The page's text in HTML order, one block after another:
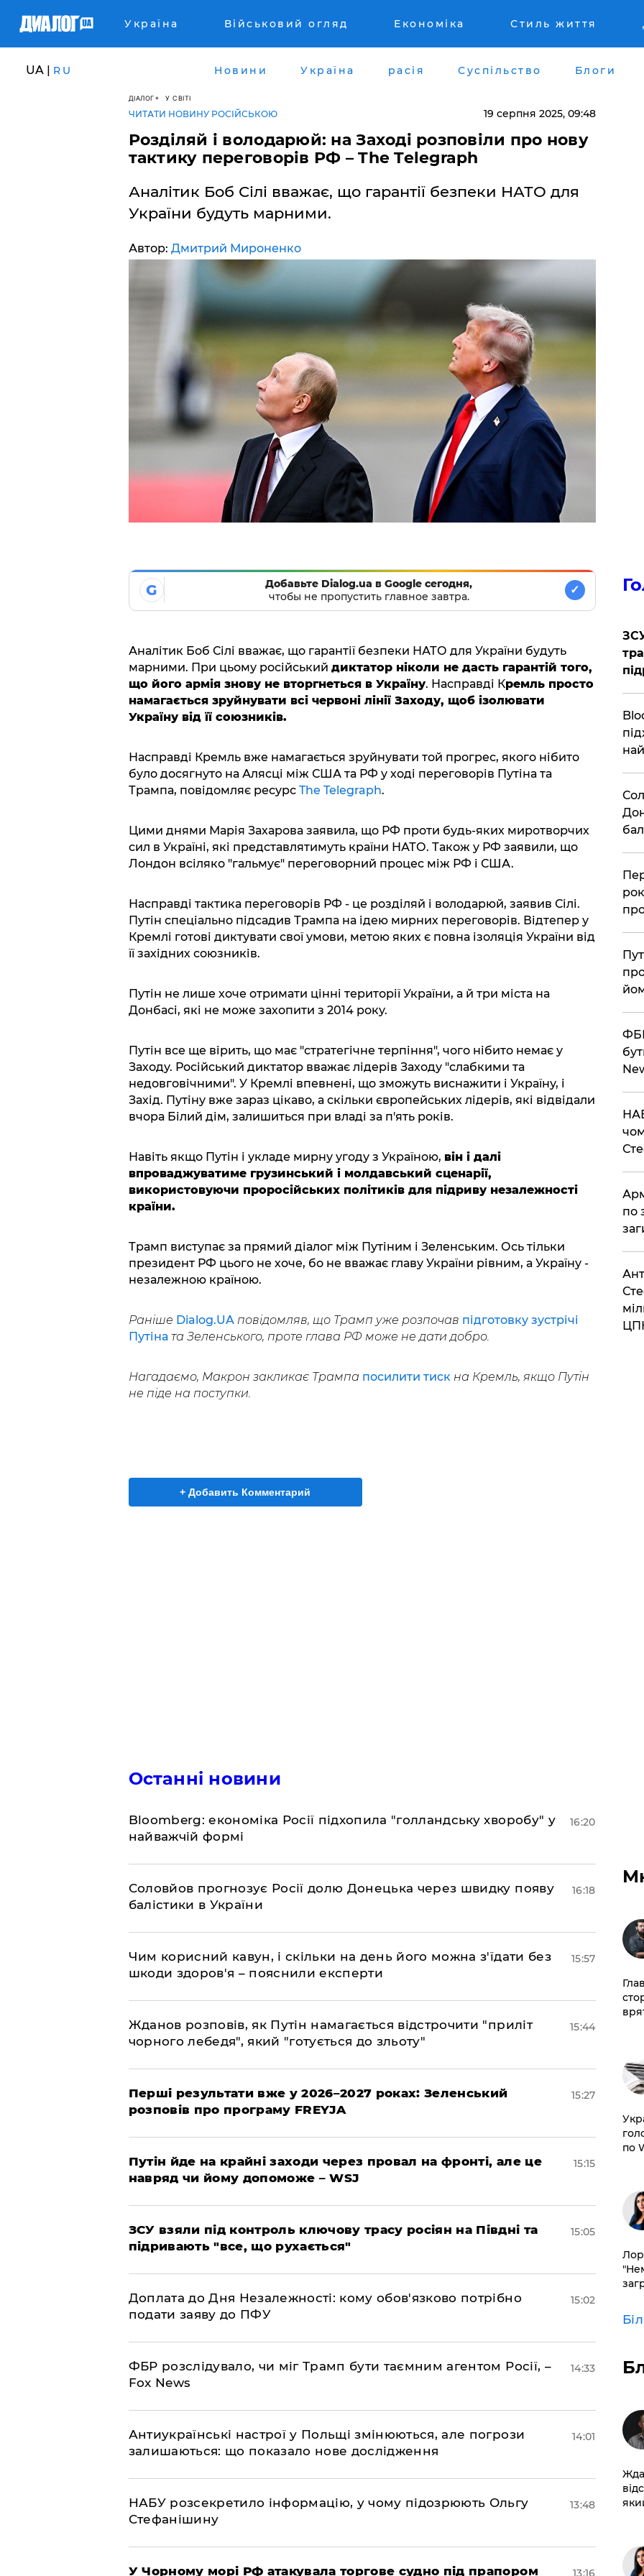
Україна Військовий огляд Економіка Стиль життя
UA | RU Новини Україна расія Суспільство Блоги
ДІАЛОГ У СВІТІ
ЧИТАТИ НОВИНУ РОСІЙСЬКОЮ 19 серпня 2025, 09:48
Розділяй і володарюй: на Заході розповіли про нову
тактику переговорів РФ – The Telegraph
Аналітик Боб Сілі вважає, що гарантії безпеки НАТО для
України будуть марними.
Автор: Дмитрий Мироненко
G
Добавьте Dialog.ua в Google сегодня,
чтобы не пропустить главное завтра.
✓
Аналітик Боб Сілі вважає, що гарантії безпеки НАТО для України будуть
марними. При цьому російський диктатор ніколи не дасть гарантій того,
що його армія знову не вторгнеться в Україну. Насправді Кремль просто
намагається зруйнувати всі червоні лінії Заходу, щоб ізолювати
Україну від її союзників.
Насправді Кремль вже намагається зруйнувати той прогрес, якого нібито
було досягнуто на Алясці між США та РФ у ході переговорів Путіна та
Трампа, повідомляє ресурс The Telegraph.
Цими днями Марія Захарова заявила, що РФ проти будь-яких миротворчих
сил в Україні, які представлятимуть країни НАТО. Також у РФ заявили, що
Лондон всіляко "гальмує" переговорний процес між РФ і США.
Насправді тактика переговорів РФ - це розділяй і володарюй, заявив Сілі.
Путін спеціально підсадив Трампа на ідею мирних переговорів. Відтепер у
Кремлі готові диктувати свої умови, метою яких є повна ізоляція України від
її західних союзників.
Путін не лише хоче отримати цінні території України, а й три міста на
Донбасі, які не може захопити з 2014 року.
Путін все ще вірить, що має "стратегічне терпіння", чого нібито немає у
Заходу. Російський диктатор вважає лідерів Заходу "слабкими та
недовговічними". У Кремлі впевнені, що зможуть виснажити і Україну, і
Захід. Путіну вже зараз цікаво, а скільки європейських лідерів, які відвідали
вчора Білий дім, залишиться при владі за п'ять років.
Навіть якщо Путін і укладе мирну угоду з Україною, він і далі
впроваджуватиме грузинський і молдавський сценарії,
використовуючи проросійських політиків для підриву незалежності
країни.
Трамп виступає за прямий діалог між Путіним і Зеленським. Ось тільки
президент РФ цього не хоче, бо не вважає главу України рівним, а Україну -
незалежною країною.
Раніше Dialog.UAповідомляв, що Трамп уже розпочав підготовку зустрічі
Путіната Зеленського, проте глава РФ може не дати добро.
Нагадаємо, Макрон закликає Трампа посилити тиск на Кремль, якщо Путін
не піде на поступки.
+ Добавить Комментарий
Останні новини
Bloomberg: економіка Росії підхопила "голландську хворобу" у
найважчій формі
16:20
Соловйов прогнозує Росії долю Донецька через швидку появу
балістики в України
16:18
Чим корисний кавун, і скільки на день його можна з'їдати без
шкоди здоров'я – пояснили експерти
15:57
Жданов розповів, як Путін намагається відстрочити "приліт
чорного лебедя", який "готується до зльоту"
15:44
Перші результати вже у 2026–2027 роках: Зеленський
розповів про програму FREYJA
15:27
Путін йде на крайні заходи через провал на фронті, але це
навряд чи йому допоможе – WSJ
15:15
ЗСУ взяли під контроль ключову трасу росіян на Півдні та
підривають "все, що рухається"
15:05
Доплата до Дня Незалежності: кому обов'язково потрібно
подати заяву до ПФУ
15:02
ФБР розслідувало, чи міг Трамп бути таємним агентом Росії, –
Fox News
14:33
Антиукраїнські настрої у Польщі змінюються, але погрози
залишаються: що показало нове дослідження
14:01
НАБУ розсекретило інформацію, у чому підозрюють Ольгу
Стефанішину
13:48
У Чорному морі РФ атакувала торгове судно під прапором 13:16
по
по